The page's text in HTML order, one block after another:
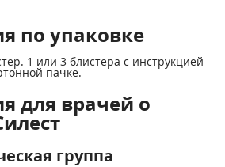
по упаковке
1 или 3 блистера с инструкцией
пачке.
для врачей о
группа